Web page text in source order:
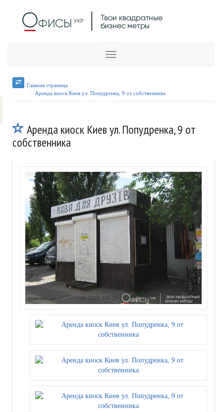
Меню
Главная страница
Аренда киоск Киев ул. Попудренка, 9 от собственника
Аренда киоск Киев ул. Попудренка, 9 от
собственника